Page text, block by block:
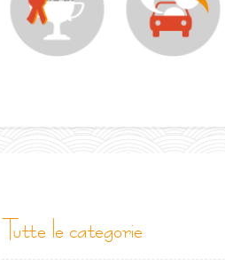
tutte le categorie